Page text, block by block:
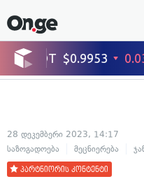
28 დეკემბერი 2023, 14:17
საზოგადოება
მეცნიერება
პარტნიორის კონტენტი